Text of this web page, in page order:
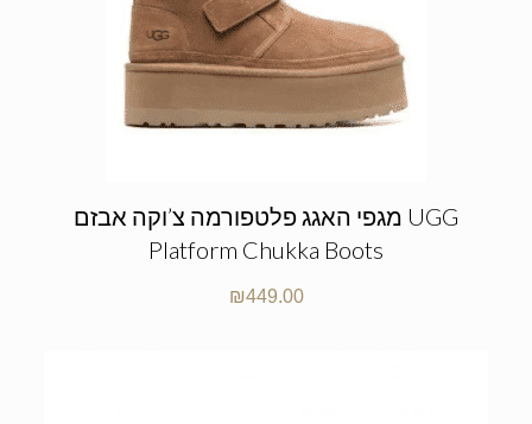
מגפי האגג פלטפורמה צ’וקה אבזם UGG
Platform Chukka Boots
₪449.00